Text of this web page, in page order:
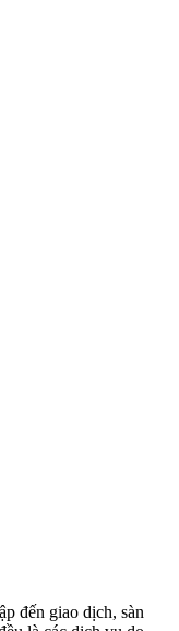
đến giao dịch, sàn